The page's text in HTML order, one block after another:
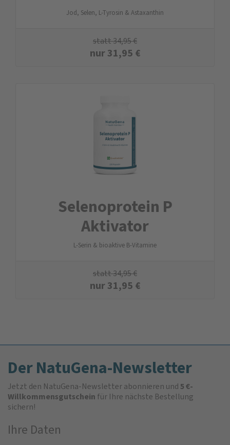
Jod, Selen, L-Tyrosin & Astaxanthin
statt34,95€
nur31,95 €
Selenoprotein P
Aktivator
L-Serin & bioaktive B-Vitamine
statt34,95€
nur31,95 €
Der NatuGena-Newsletter
Jetzt den NatuGena-Newsletter abonnieren und5 €-
Willkommensgutschein für Ihre nächste Bestellung
sichern!
Ihre Daten